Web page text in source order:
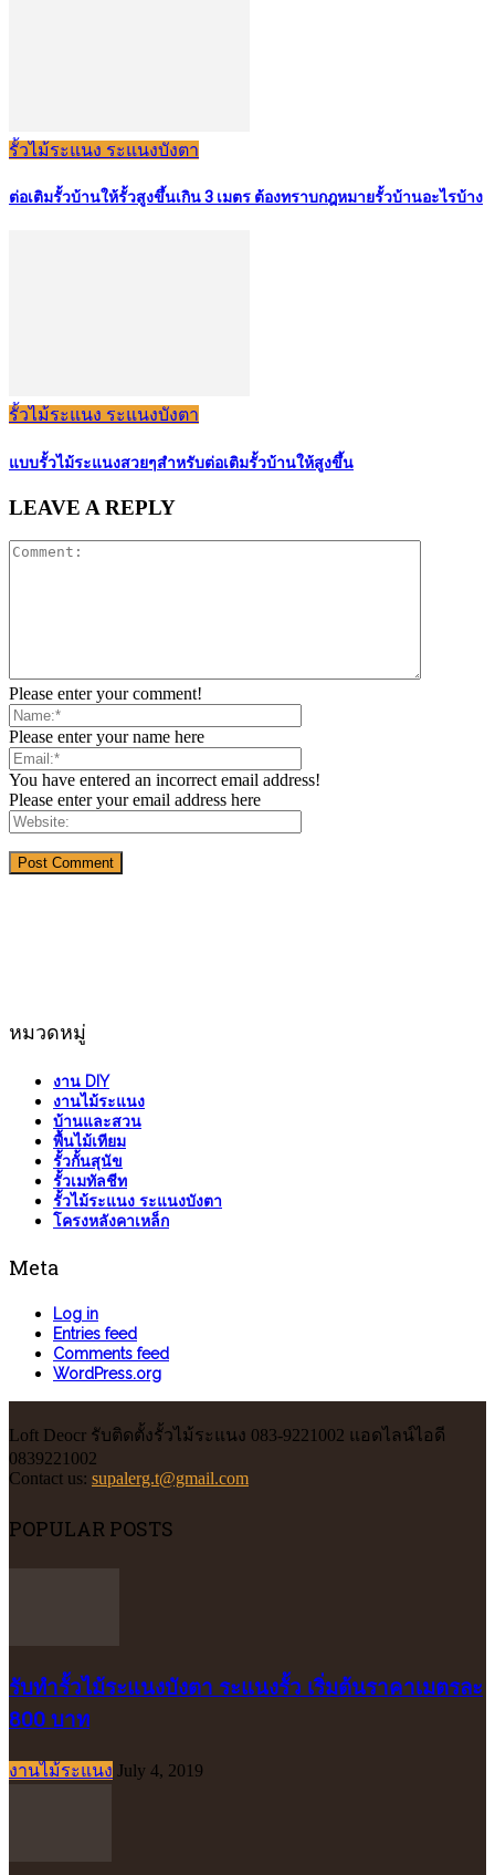
รั้วไม้ระแนง ระแนงบังตา
ต่อเติมรั้วบ้านให้รั้วสูงขึ้นเกิน 3 เมตร ต้องทราบกฎหมายรั้วบ้านอะไรบ้าง
รั้วไม้ระแนง ระแนงบังตา
แบบรั้วไม้ระแนงสวยๆสำหรับต่อเติมรั้วบ้านให้สูงขึ้น
LEAVE A REPLY
Please enter your comment!
Please enter your name here
You have entered an incorrect email address!
Please enter your email address here
หมวดหมู่
งาน DIY
งานไม้ระแนง
บ้านและสวน
พื้นไม้เทียม
รั้วกั้นสุนัข
รั้วเมทัลชีท
รั้วไม้ระแนง ระแนงบังตา
โครงหลังคาเหล็ก
Meta
Log in
Entries feed
Comments feed
WordPress.org
Loft Deocr รับติดตั้งรั้วไม้ระแนง 083-9221002 แอดไลน์ไอดี
0839221002
Contact us: supalerg.t@gmail.com
POPULAR POSTS
รับทำรั้วไม้ระแนงบังตา ระแนงรั้ว เริ่มต้นราคาเมตรละ
800 บาท
งานไม้ระแนง July 4, 2019